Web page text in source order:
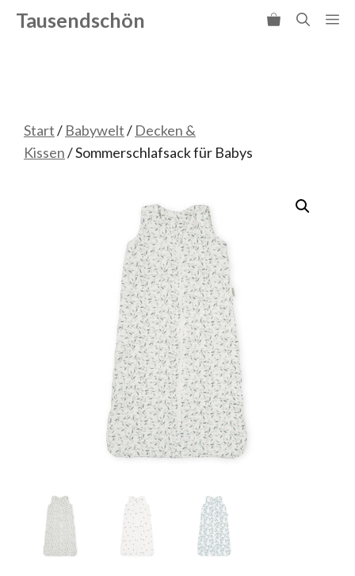
Zum
Inhalt
Tausendschön
Start/ Babywelt/ Decken &
Kissen/ Sommerschlafsack für Babys